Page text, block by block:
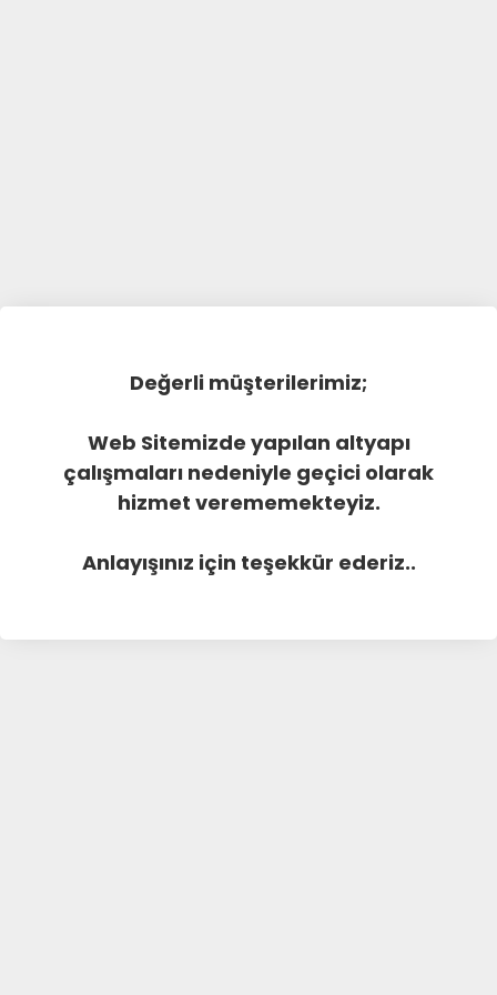
Değerli müşterilerimiz;
Web Sitemizde yapılan altyapı
çalışmaları nedeniyle geçici olarak
hizmet verememekteyiz.
Anlayışınız için teşekkür ederiz..